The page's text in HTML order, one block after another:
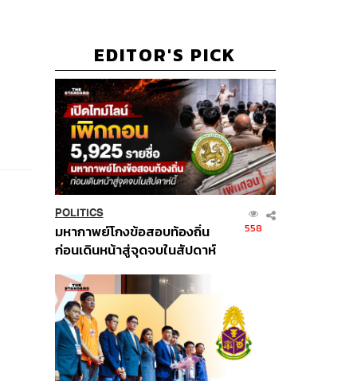
EDITOR'S PICK
POLITICS
มหากาพย์โกงข้อสอบท้องถิ่น
ก่อนเดินหน้าสู่จุดจบในสัปดาห์
558